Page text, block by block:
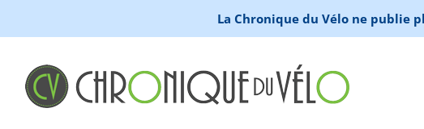
La Chronique du Vélo ne publie